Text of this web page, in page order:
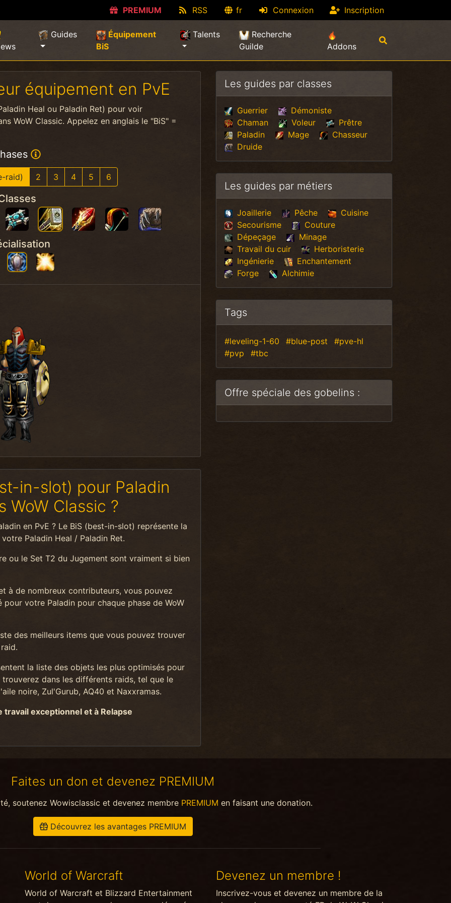
PREMIUM RSS fr Connexion Inscription
Guides
Équipement
BiS(current)
Talents
Recherche
Guilde
Addons
équipement en PvE
Heal ou Paladin Ret) pour voir
WoW Classic. Appelez en anglais le "BiS" =
raid) 2 3 4 5 6
in-slot) pour Paladin
WoW Classic ?
en PvE ? Le BiS (best-in-slot) représente la
Paladin Heal / Paladin Ret.
ou le Set T2 du Jugement sont vraiment si bien
à de nombreux contributeurs, vous pouvez
votre Paladin pour chaque phase de WoW
des meilleurs items que vous pouvez trouver
la liste des objets les plus optimisés pour
dans les différents raids, tel que le
noire, Zul'Gurub, AQ40 et Naxxramas.
travail exceptionnel et à Relapse
Les guides par classes
Guerrier
Démoniste
Chaman
Voleur
Prêtre
Paladin
Mage
Chasseur
Druide
Les guides par métiers
Joaillerie Pêche
Cuisine
Secourisme
Couture
Dépeçage
Minage
Travail du cuir
Herboristerie
Ingénierie
Enchantement
Forge
Alchimie
Tags
#leveling-1-60 #blue-post
#pve-hl
#pvp
#tbc
Offre spéciale des gobelins :
Faites un don et devenez PREMIUM
soutenez Wowisclassic et devenez membre PREMIUM en faisant une donation.
Découvrez les avantages PREMIUM
World of Warcraft
World of Warcraft et Blizzard Entertainment
Devenez un membre !
Inscrivez-vous et devenez un membre de la